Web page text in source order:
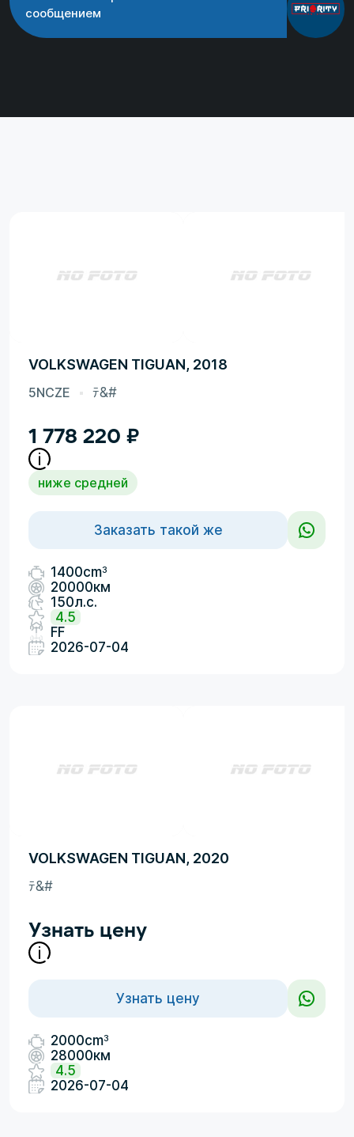
сообщением
VOLKSWAGEN TIGUAN, 2018
5NCZE ﾃ&#
1 778 220 ₽
ниже средней
Заказать такой же
1400cm3
20000км
150л.с.
4.5
FF
2026-07-04
VOLKSWAGEN TIGUAN, 2020
ﾃ&#
Узнать цену
Узнать цену
2000cm3
28000км
4.5
2026-07-04